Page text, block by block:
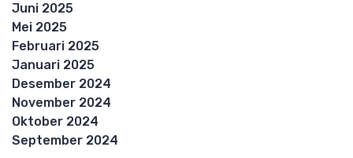
Juni 2025
Mei 2025
Februari 2025
Januari 2025
Desember 2024
November 2024
Oktober 2024
September 2024